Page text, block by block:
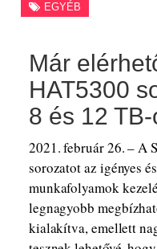
EGYÉB
Már
HAT5300
8 és 12
2021. február 26. – A
sorozatot az igényes
munkafolyamok
legnagyobb
kialakítva, emellett